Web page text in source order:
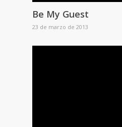
Be My Guest
23 de marzo de 2013